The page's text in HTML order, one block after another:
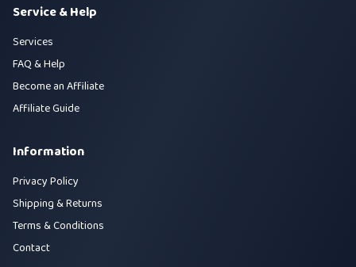
Service & Help
Services
FAQ & Help
Become an Affiliate
Affiliate Guide
Information
Privacy Policy
Shipping & Returns
Terms & Conditions
Contact